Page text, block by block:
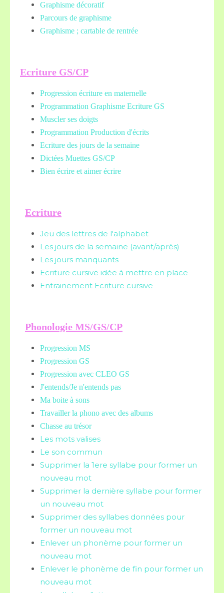
Graphisme décoratif
Parcours de graphisme
Graphisme ; cartable de rentrée
Ecriture GS/CP
Progression écriture en maternelle
Programmation Graphisme Ecriture GS
Muscler ses doigts
Programmation Production d'écrits
Ecriture des jours de la semaine
Dictées Muettes GS/CP
Bien écrire et aimer écrire
Ecriture
Jeu des lettres de l'alphabet
Les jours de la semaine (avant/après)
Les jours manquants
Ecriture cursive idée à mettre en place
Entrainement Ecriture cursive
Phonologie MS/GS/CP
Progression MS
Progression GS
Progression avec CLEO GS
J'entends/Je n'entends pas
Ma boite à sons
Travailler la phono avec des albums
Chasse au trésor
Les mots valises
Le son commun
Supprimer la 1ere syllabe pour former un
nouveau mot
Supprimer la dernière syllabe pour former
un nouveau mot
Supprimer des syllabes données pour
former un nouveau mot
Enlever un phonème pour former un
nouveau mot
Enlever le phonème de fin pour former un
nouveau mot